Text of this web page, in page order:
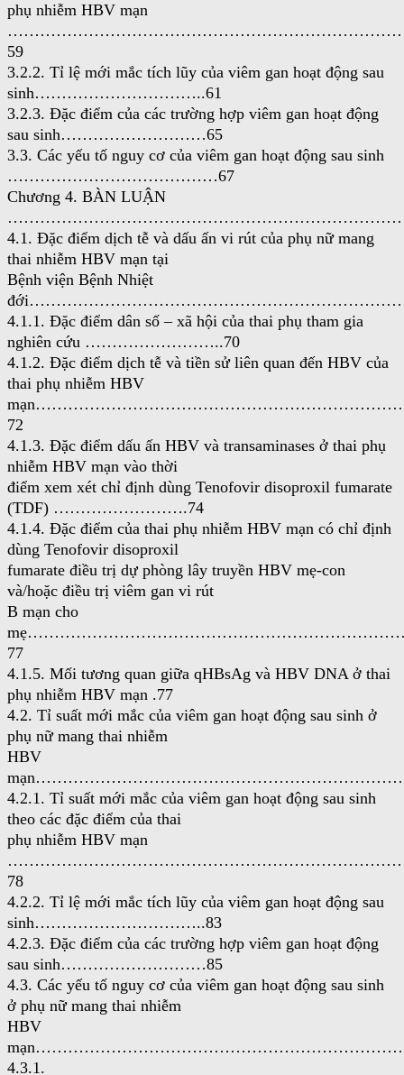
phụ nhiễm HBV mạn
59
3.2.2. Tỉ lệ mới mắc tích lũy của viêm gan hoạt động sau
sinh…………………………..61
3.2.3. Đặc điểm của các trường hợp viêm gan hoạt động
sau sinh………………………65
3.3. Các yếu tố nguy cơ của viêm gan hoạt động sau sinh
…………………………………67
Chương 4. BÀN LUẬN
4.1. Đặc điểm dịch tễ và dấu ấn vi rút của phụ nữ mang
thai nhiễm HBV mạn tại
Bệnh viện Bệnh Nhiệt
4.1.1. Đặc điểm dân số – xã hội của thai phụ tham gia
nghiên cứu ……………………..70
4.1.2. Đặc điểm dịch tễ và tiền sử liên quan đến HBV của
thai phụ nhiễm HBV
72
4.1.3. Đặc điểm dấu ấn HBV và transaminases ở thai phụ
nhiễm HBV mạn vào thời
điểm xem xét chỉ định dùng Tenofovir disoproxil fumarate
(TDF) …………………….74
4.1.4. Đặc điểm của thai phụ nhiễm HBV mạn có chỉ định
dùng Tenofovir disoproxil
fumarate điều trị dự phòng lây truyền HBV mẹ-con
và/hoặc điều trị viêm gan vi rút
B mạn cho
77
4.1.5. Mối tương quan giữa qHBsAg và HBV DNA ở thai
phụ nhiễm HBV mạn .77
4.2. Tỉ suất mới mắc của viêm gan hoạt động sau sinh ở
phụ nữ mang thai nhiễm
HBV
4.2.1. Tỉ suất mới mắc của viêm gan hoạt động sau sinh
theo các đặc điểm của thai
phụ nhiễm HBV mạn
78
4.2.2. Tỉ lệ mới mắc tích lũy của viêm gan hoạt động sau
sinh…………………………..83
4.2.3. Đặc điểm của các trường hợp viêm gan hoạt động
sau sinh………………………85
4.3. Các yếu tố nguy cơ của viêm gan hoạt động sau sinh
ở phụ nữ mang thai nhiễm
HBV
4.3.1.